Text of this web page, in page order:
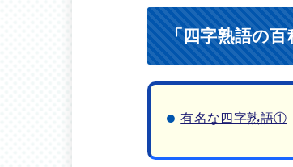
「四字熟語の
有名な四字熟語①